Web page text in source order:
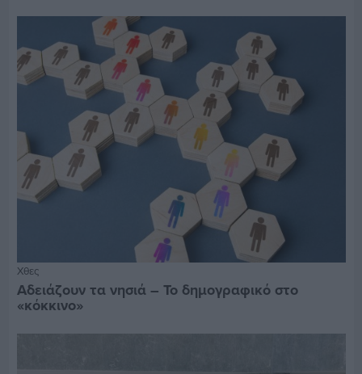
Χθες
Αδειάζουν τα νησιά – Το δημογραφικό στο
«κόκκινο»